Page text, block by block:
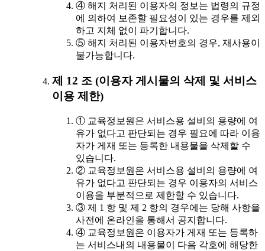
④ 해지 처리된 이용자의 정보는 법령의 규정
에 의하여 보존할 필요성이 있는 경우를 제외
하고 지체 없이 파기합니다.
⑤ 해지 처리된 이용자번호의 경우, 재사용이
불가능합니다.
제 12 조 (이용자 게시물의 삭제 및 서비스
이용 제한)
① 교육정보원은 서비스용 설비의 용량에 여
유가 없다고 판단되는 경우 필요에 따라 이용
자가 게재 또는 등록한 내용물을 삭제할 수
있습니다.
② 교육정보원은 서비스용 설비의 용량에 여
유가 없다고 판단되는 경우 이용자의 서비스
이용을 부분적으로 제한할 수 있습니다.
③ 제 1 항 및 제 2 항의 경우에는 당해 사항을
사전에 온라인을 통해서 공지합니다.
④ 교육정보원은 이용자가 게재 또는 등록하
는 서비스내의 내용물이 다음 각호에 해당한